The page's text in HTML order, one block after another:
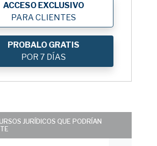
ACCESO EXCLUSIVO
PARA CLIENTES
PROBALO GRATIS
POR 7 DÍAS
JURÍDICOS QUE PODRÍAN